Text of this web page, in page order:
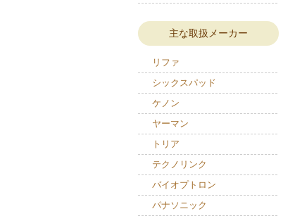
主な取扱メーカー
リファ
シックスパッド
ケノン
ヤーマン
トリア
テクノリンク
バイオプトロン
パナソニック